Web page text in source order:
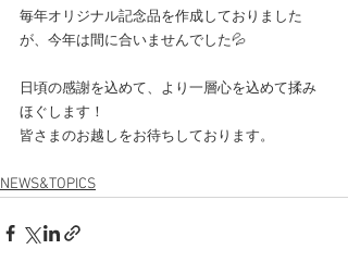
毎年オリジナル記念品を作成しておりました
が、今年は間に合いませんでした💦
日頃の感謝を込めて、より一層心を込めて揉み
ほぐします！
皆さまのお越しをお待ちしております。
NEWS&TOPICS